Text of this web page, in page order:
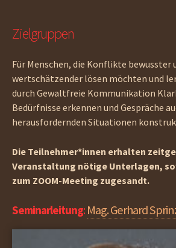
Zielgruppen
Für Menschen, die Konflikte bewusster
wertschätzender lösen möchten und
durch Gewaltfreie Kommunikation
Bedürfnisse erkennen und Gespräche
herausfordernden Situationen
Die Teilnehmer*innen erhalten
Veranstaltung nötige Unterlagen,
zum ZOOM-Meeting zugesandt.
Seminarleitung: Mag. Gerhard